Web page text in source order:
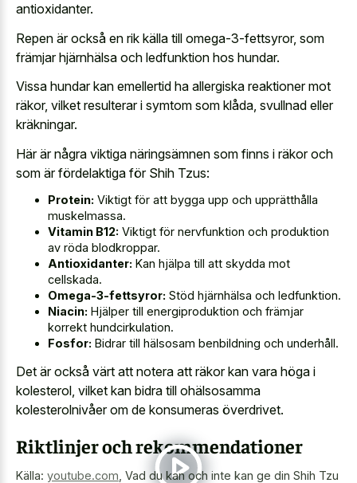
antioxidanter.
Repen är också en rik källa till omega-3-fettsyror, som
främjar hjärnhälsa och ledfunktion hos hundar.
Vissa hundar kan emellertid ha allergiska reaktioner mot
räkor, vilket resulterar i symtom som klåda, svullnad eller
kräkningar.
Här är några viktiga näringsämnen som finns i räkor och
som är fördelaktiga för Shih Tzus:
Protein: Viktigt för att bygga upp och upprätthålla
muskelmassa.
Vitamin B12: Viktigt för nervfunktion och produktion
av röda blodkroppar.
Antioxidanter: Kan hjälpa till att skydda mot
cellskada.
Omega-3-fettsyror: Stöd hjärnhälsa och ledfunktion.
Niacin: Hjälper till energiproduktion och främjar
korrekt hundcirkulation.
Fosfor: Bidrar till hälsosam benbildning och underhåll.
Det är också värt att notera att räkor kan vara höga i
kolesterol, vilket kan bidra till ohälsosamma
kolesterolnivåer om de konsumeras överdrivet.
Riktlinjer och rekommendationer
Källa: youtube.com Vad du kan och inte kan ge din Shih Tzu